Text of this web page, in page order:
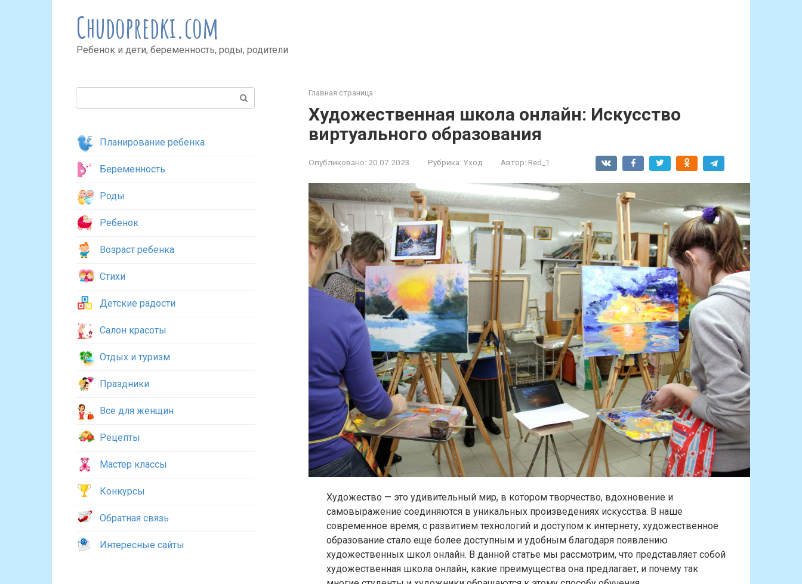
Chudopredki.com
Ребенок и дети, беременность, роды, родители
Главная страница
Художественная школа онлайн: Искусство
виртуального образования
Опубликовано: 20.07.2023 Рубрика: Уход Автор: Red_1
Художество — это удивительный мир, в котором творчество, вдохновение и
самовыражение соединяются в уникальных произведениях искусства. В наше
современное время, с развитием технологий и доступом к интернету, художественное
образование стало еще более доступным и удобным благодаря появлению
художественных школ онлайн. В данной статье мы рассмотрим, что представляет собой
художественная школа онлайн, какие преимущества она предлагает, и почему так
Планирование ребенка
Беременность
Роды
Ребенок
Возраст ребенка
Стихи
Детские радости
Салон красоты
Отдых и туризм
Праздники
Все для женщин
Рецепты
Мастер классы
Конкурсы
Обратная связь
Интересные сайты